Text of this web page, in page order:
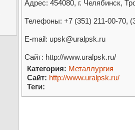
Адрес: 454080, г. Челябинск,
Телефоны: +7 (351) 211-00-70,
E-mail: upsk@uralpsk.ru
Сайт: http://www.uralpsk.ru/
Категория: Металлургия
Сайт: http://www.uralpsk.ru/
Теги: